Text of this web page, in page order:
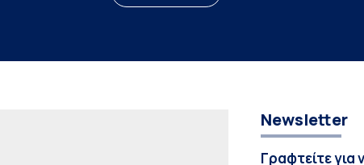
Newsletter
Γραφτείτε για